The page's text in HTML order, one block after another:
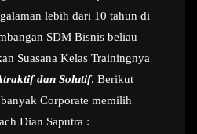
lebih dari 10 tahun di
SDM Bisnis beliau
Suasana Kelas Trainingnya
dan Solutif. Berikut
Corporate memilih
Dian Saputra :